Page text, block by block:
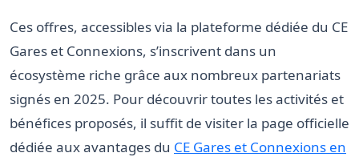
Ces offres, accessibles via la plateforme dédiée du CE
Gares et Connexions, s’inscrivent dans un
écosystème riche grâce aux nombreux partenariats
signés en 2025. Pour découvrir toutes les activités et
bénéfices proposés, il suffit de visiter la page officielle
dédiée aux avantages du CE Gares et Connexions en